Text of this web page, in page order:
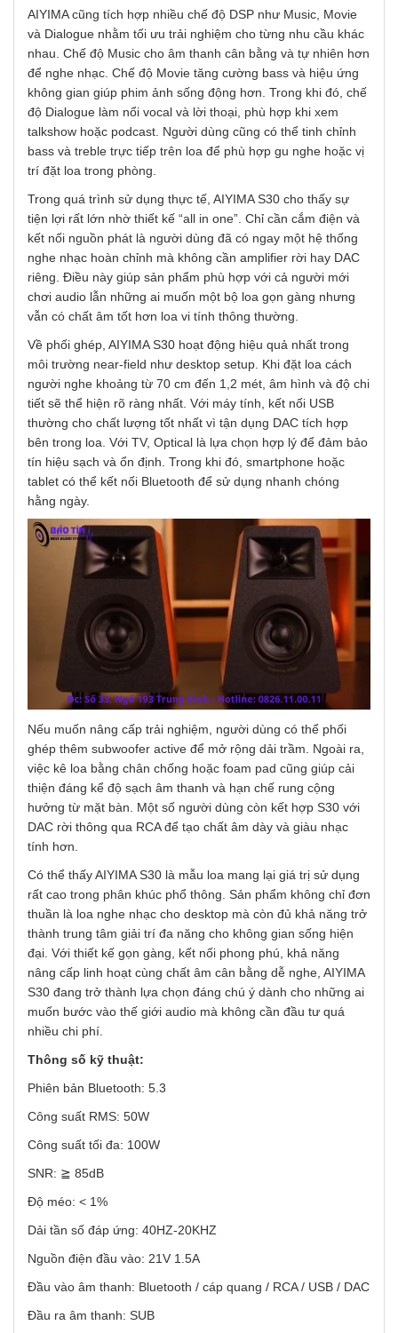
AIYIMA cũng tích hợp nhiều chế độ DSP như Music, Movie
và Dialogue nhằm tối ưu trải nghiệm cho từng nhu cầu khác
nhau. Chế độ Music cho âm thanh cân bằng và tự nhiên hơn
để nghe nhạc. Chế độ Movie tăng cường bass và hiệu ứng
không gian giúp phim ảnh sống động hơn. Trong khi đó, chế
độ Dialogue làm nổi vocal và lời thoại, phù hợp khi xem
talkshow hoặc podcast. Người dùng cũng có thể tinh chỉnh
bass và treble trực tiếp trên loa để phù hợp gu nghe hoặc vị
trí đặt loa trong phòng.
Trong quá trình sử dụng thực tế, AIYIMA S30 cho thấy sự
tiện lợi rất lớn nhờ thiết kế “all in one”. Chỉ cần cắm điện và
kết nối nguồn phát là người dùng đã có ngay một hệ thống
nghe nhạc hoàn chỉnh mà không cần amplifier rời hay DAC
riêng. Điều này giúp sản phẩm phù hợp với cả người mới
chơi audio lẫn những ai muốn một bộ loa gọn gàng nhưng
vẫn có chất âm tốt hơn loa vi tính thông thường.
Về phối ghép, AIYIMA S30 hoạt động hiệu quả nhất trong
môi trường near-field như desktop setup. Khi đặt loa cách
người nghe khoảng từ 70 cm đến 1,2 mét, âm hình và độ chi
tiết sẽ thể hiện rõ ràng nhất. Với máy tính, kết nối USB
thường cho chất lượng tốt nhất vì tận dụng DAC tích hợp
bên trong loa. Với TV, Optical là lựa chọn hợp lý để đảm bảo
tín hiệu sạch và ổn định. Trong khi đó, smartphone hoặc
tablet có thể kết nối Bluetooth để sử dụng nhanh chóng
hằng ngày.
Nếu muốn nâng cấp trải nghiệm, người dùng có thể phối
ghép thêm subwoofer active để mở rộng dải trầm. Ngoài ra,
việc kê loa bằng chân chống hoặc foam pad cũng giúp cải
thiện đáng kể độ sạch âm thanh và hạn chế rung cộng
hưởng từ mặt bàn. Một số người dùng còn kết hợp S30 với
DAC rời thông qua RCA để tạo chất âm dày và giàu nhạc
tính hơn.
Có thể thấy AIYIMA S30 là mẫu loa mang lại giá trị sử dụng
rất cao trong phân khúc phổ thông. Sản phẩm không chỉ đơn
thuần là loa nghe nhạc cho desktop mà còn đủ khả năng trở
thành trung tâm giải trí đa năng cho không gian sống hiện
đại. Với thiết kế gọn gàng, kết nối phong phú, khả năng
nâng cấp linh hoạt cùng chất âm cân bằng dễ nghe, AIYIMA
S30 đang trở thành lựa chọn đáng chú ý dành cho những ai
muốn bước vào thế giới audio mà không cần đầu tư quá
nhiều chi phí.
Thông số kỹ thuật:
Phiên bản Bluetooth: 5.3
Công suất RMS: 50W
Công suất tối đa: 100W
SNR: ≧ 85dB
Độ méo: < 1%
Dải tần số đáp ứng: 40HZ-20KHZ
Nguồn điện đầu vào: 21V 1.5A
Đầu vào âm thanh: Bluetooth / cáp quang / RCA / USB / DAC
Đầu ra âm thanh: SUB